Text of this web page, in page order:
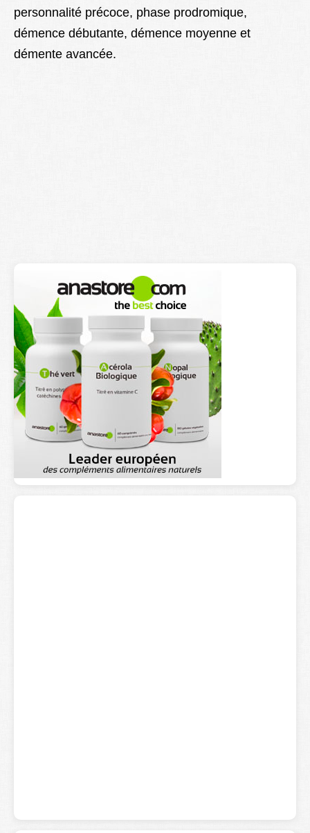
personnalité précoce, phase prodromique,
démence débutante, démence moyenne et
démente avancée.